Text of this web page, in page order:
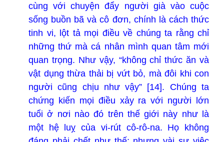
cùng với chuyện đẩy người già vào cuộc
sống buồn bã và cô đơn, chính là cách thức
tinh vi, lột tả mọi điều về chúng ta rằng chỉ
những thứ mà cá nhân mình quan tâm mới
quan trọng. Như vậy, “không chỉ thức ăn và
vật dụng thừa thải bị vứt bỏ, mà đôi khi con
người cũng chịu như vậy” [14]. Chúng ta
chứng kiến mọi điều xảy ra với người lớn
tuổi ở nơi nào đó trên thế giới này như là
một hệ luỵ của vi-rút cô-rô-na. Họ không